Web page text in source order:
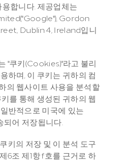
합니다. 제공업체는
Gordon
Dublin 4, Ireland입니
쿠키(Cookies)"라고 불리
하며, 이 쿠키는 귀하의 컴
의 웹사이트 사용을 분석할
를 통해 생성된 귀하의 웹
반적으로 미국에 있는
어 저장됩니다.
의 저장 및 이 분석 도구
6조 제1항 f호를 근거로 하